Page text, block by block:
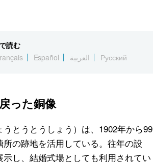
読む
Español العربية Русский
った銅像
とうとうしょう）は、1902年から99
の跡地を活用している。往年の設
し、結婚式場としても利用されてい